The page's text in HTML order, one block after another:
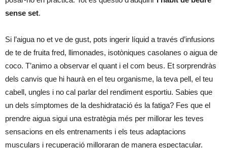
sense set.
Si l’aigua no et ve de gust, pots ingerir líquid a través d’infusions
de te de fruita fred, llimonades, isotòniques casolanes o aigua de
coco. T’animo a observar el quant i el com beus. Et sorprendràs
dels canvis que hi haurà en el teu organisme, la teva pell, el teu
cabell, ungles i no cal parlar del rendiment esportiu. Sabies que
un dels símptomes de la deshidratació és la fatiga? Fes que el
prendre aigua sigui una estratègia més per millorar les teves
sensacions en els entrenaments i els teus adaptacions
musculars i recuperació milloraran de manera espectacular.